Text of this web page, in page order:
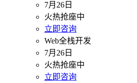
7月26日
火热抢座中
立即咨询
Web全栈开发
7月26日
火热抢座中
立即咨询